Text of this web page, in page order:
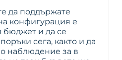
да поддържате
конфигурация е
бюджет и да се
сега, както и да
наблюдение за в